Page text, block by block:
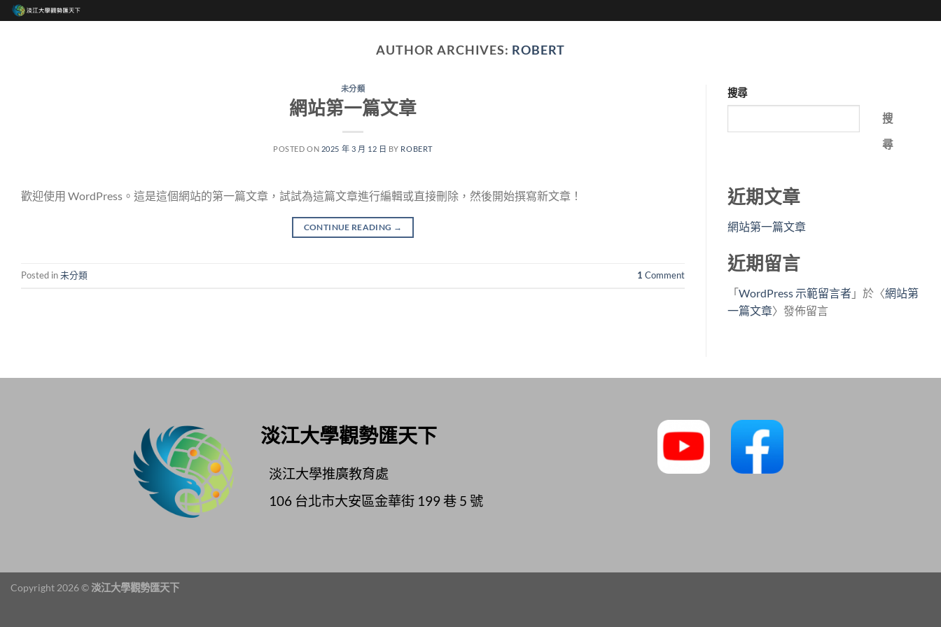
Skip
to
AUTHOR ARCHIVES: ROBERT
未分類
網站第一篇文章
POSTED ON 2025 年 3 月 12 日 BY ROBERT
歡迎使用 WordPress。這是這個網站的第一篇文章，試試為這篇文章進行編輯或直接刪除，然後開始撰寫新文章！
CONTINUE READING →
Posted in未分類 1 Comment
搜尋
搜
尋
近期文章
網站第一篇文章
近期留言
「WordPress 示範留言者 」於〈網站第
一篇文章〉發佈留言
淡江大學觀勢匯天下
淡江大學推廣教育處
106 台北市大安區金華街 199巷 5 號
Copyright 2026 ©淡江大學觀勢匯天下